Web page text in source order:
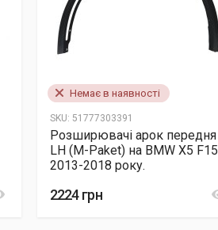
Немає в наявності
SKU: 51777303391
Розширювачі арок передня
LH (M-Paket) на BMW X5 F15
2013-2018 року.
2224 грн